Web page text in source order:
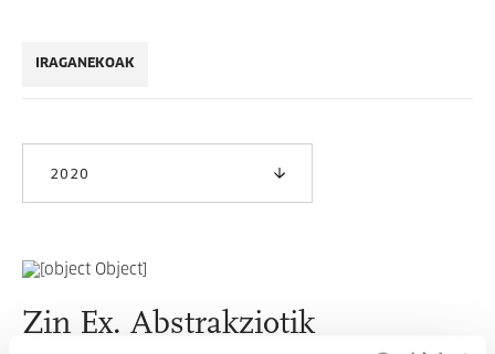
IRAGANEKOAK
2020
Zin Ex. Abstrakziotik